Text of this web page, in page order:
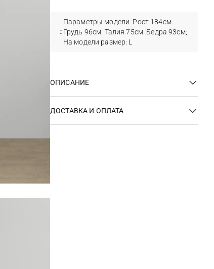
Параметры модели: Рост 184см.
Грудь 96см. Талия 75см. Бедра 93см;
На модели размер: L
ОПИСАНИЕ
ДОСТАВКА И ОПЛАТА